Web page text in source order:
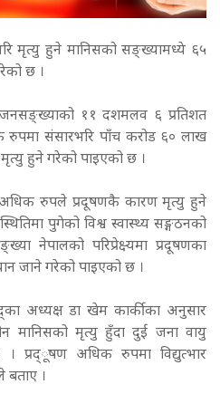
मृत्यु हुने मानिसको सङ्ख्यामध्ये ६५
छ ।
११ दशमलव ६ प्रतिशत
रुपमा संसारभरि पाँच करोड ६० लाख
हुने गरेको पाइएको छ ।
अधिक रुपले प्रदूषणकै कारण मृत्यु हुने
पुगेको विश्व स्वास्थ्य सङ्गठनको
नेपालको परिप्रेक्ष्यमा प्रदूषणका
जाने गरेको पाइएको छ ।
अध्यक्ष डा खेम कार्कीका अनुसार
मानिसको मृत्यु हुँदा दुई जना वायु
प्रद्ूषण अधिक रुपमा विद्युत्भार
बताए ।